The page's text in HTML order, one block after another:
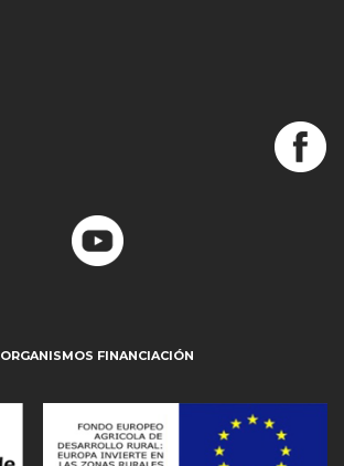
ORGANISMOS FINANCIACIÓN